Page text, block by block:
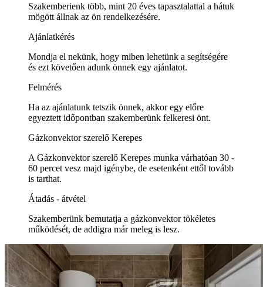
Szakemberienk több, mint 20 éves tapasztalattal a hátuk
mögött állnak az ön rendelkezésére.
Ajánlatkérés
Mondja el nekünk, hogy miben lehetünk a segítségére
és ezt követően adunk önnek egy ajánlatot.
Felmérés
Ha az ajánlatunk tetszik önnek, akkor egy előre
egyeztett időpontban szakemberünk felkeresi önt.
Gázkonvektor szerelő Kerepes
A Gázkonvektor szerelő Kerepes munka várhatóan 30 -
60 percet vesz majd igénybe, de esetenként ettől tovább
is tarthat.
Átadás - átvétel
Szakemberünk bemutatja a gázkonvektor tökéletes
működését, de addigra már meleg is lesz.